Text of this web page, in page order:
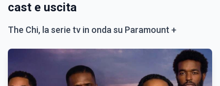
cast e uscita
The Chi, la serie tv in onda su Paramount +